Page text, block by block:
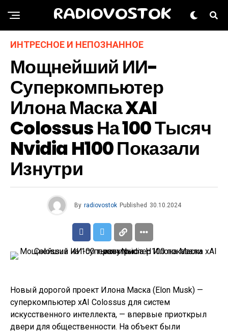
RADIOVOSTOK
ИНТРЕСНОЕ И НЕПОЗНАННОЕ
Мощнейший ИИ-
Суперкомпьютер
Илона Маска XAI
Colossus На 100 Тысяч
Nvidia H100 Показали
Изнутри
By radiovostok Published 30.10.2024
Новый дорогой проект Илона Маска (Elon Musk) —
суперкомпьютер xAI Colossus для систем
искусственного интеллекта, — впервые приоткрыл
двери для общественности. На объект были